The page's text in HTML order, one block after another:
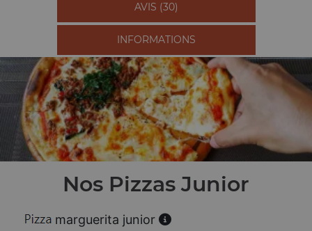
AVIS (30)
INFORMATIONS
Nos Pizzas Junior
marguerita junior